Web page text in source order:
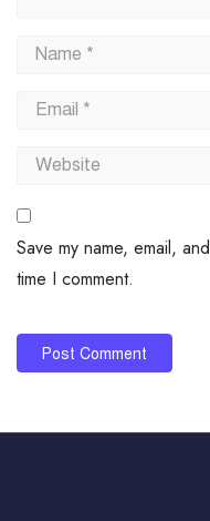
Save my name, email,
time I comment.